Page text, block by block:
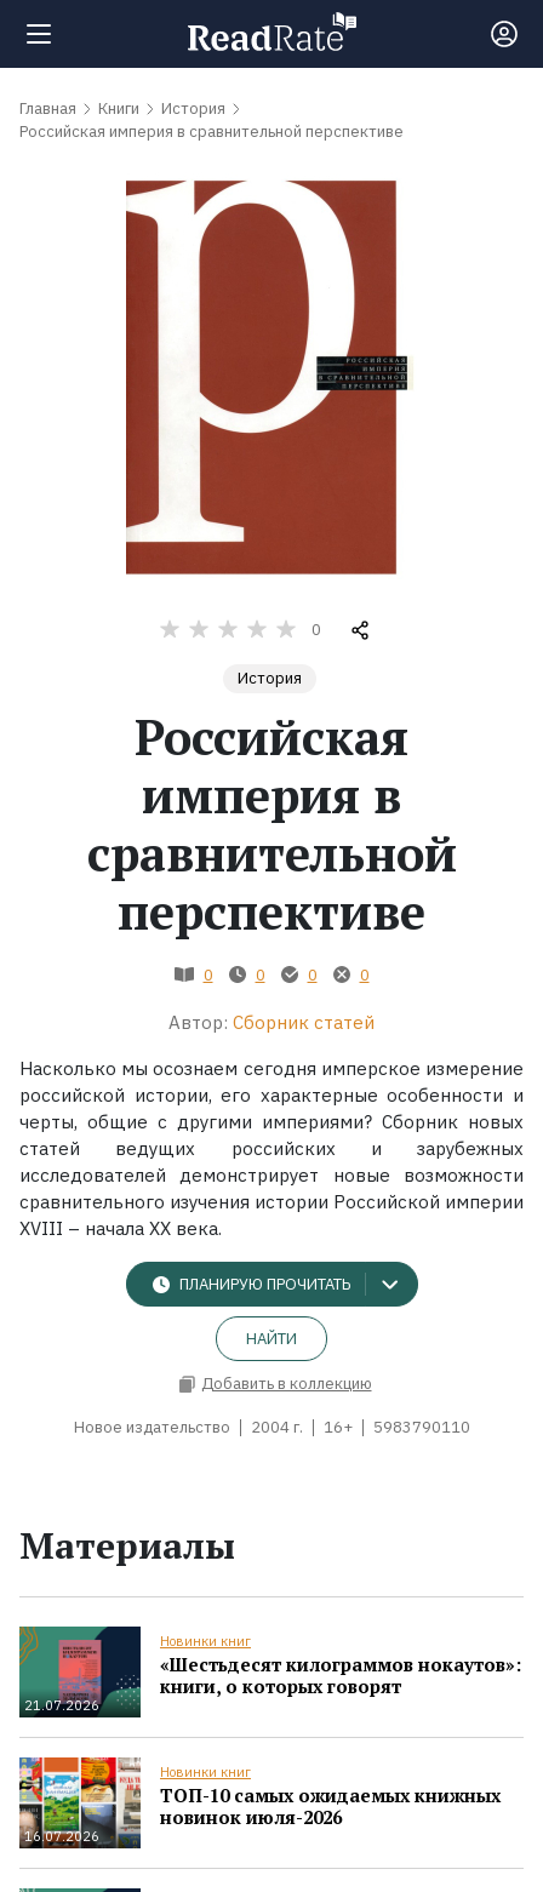
Поиск
Экранизации
Коллекции
Главная Книги
История
Российская империя в сравнительной перспективе
0
История
Российская
империя в
сравнительной
перспективе
0 0 0 0
Автор: Сборник статей
Насколько мы осознаем сегодня имперское измерение
российской истории, его характерные особенности и
черты, общие с другими империями? Сборник новых
статей ведущих российских и зарубежных
исследователей демонстрирует новые возможности
сравнительного изучения истории Российской империи
XVIII – начала XX века.
ПЛАНИРУЮ ПРОЧИТАТЬ
НАЙТИ
Добавить в коллекцию
Новое издательство 2004 г. 16+ 5983790110
Материалы
21.07.2026
Новинки книг
«Шестьдесят килограммов нокаутов»:
книги, о которых говорят
16.07.2026
Новинки книг
ТОП-10 самых ожидаемых книжных
новинок июля-2026